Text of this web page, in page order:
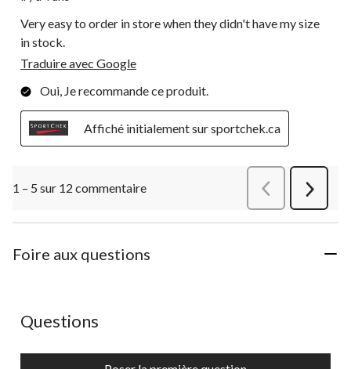
Very easy to order in store when they didn't have my size
in stock.
Traduire avec Google
Oui, Je recommande ce produit.
Affiché initialement sur sportchek.ca
1 – 5 sur 12 commentaire
Suivant
Foire aux questions
Aucune question n'a été posée sur ce produit.
Questions